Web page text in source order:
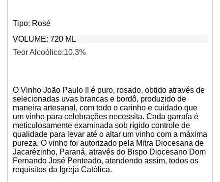
Tipo: Rosé
VOLUME: 720 ML
Teor Alcoólico:10,3%
O Vinho João Paulo II é puro, rosado, obtido através de
selecionadas uvas brancas e bordô, produzido de
maneira artesanal, com todo o carinho e cuidado que
um vinho para celebrações necessita. Cada garrafa é
meticulosamente examinada sob rígido controle de
qualidade para levar até o altar um vinho com a máxima
pureza. O vinho foi autorizado pela Mitra Diocesana de
Jacarézinho, Paraná, através do Bispo Diocesano Dom
Fernando José Penteado, atendendo assim, todos os
requisitos da Igreja Católica.